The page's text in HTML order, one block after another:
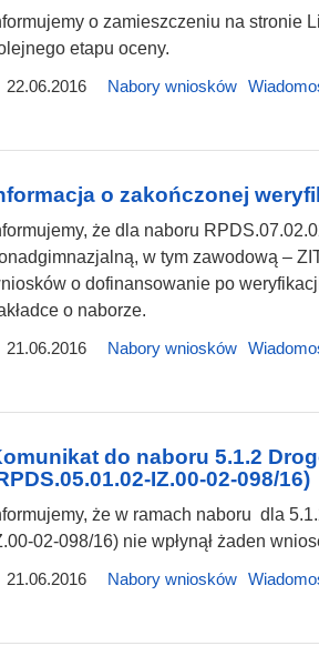
o zamieszczeniu na stronie
etapu oceny.
22.06.2016
Nabory wniosków
o zakończonej
że dla naboru
w tym zawodową –
o dofinansowanie po
o naborze.
21.06.2016
Nabory wniosków
do naboru 5.1.2
IZ.00-02-098/16)
że w ramach naboru dla
02-098/16) nie wpłynął żaden
21.06.2016
Nabory wniosków